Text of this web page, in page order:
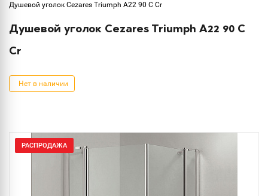
Душевой уголок Cezares Triumph A22 90 C Cr
Душевой уголок Cezares Triumph A22 90 C
Cr
Нет в наличии
РАСПРОДАЖА